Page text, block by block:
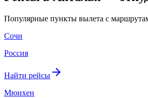
Популярные пункты вылета с
Сочи
Россия
Найти рейсы
Мюнхен